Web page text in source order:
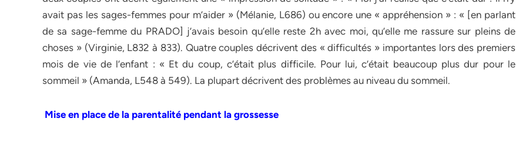
avait pas les sages-femmes pour m’aider » (Mélanie, L686) ou encore une « appréhension » : « [en parlant
de sa sage-femme du PRADO] j’avais besoin qu’elle reste 2h avec moi, qu’elle me rassure sur pleins de
choses » (Virginie, L832 à 833). Quatre couples décrivent des « difficultés » importantes lors des premiers
mois de vie de l’enfant : « Et du coup, c’était plus difficile. Pour lui, c’était beaucoup plus dur pour le
sommeil » (Amanda, L548 à 549). La plupart décrivent des problèmes au niveau du sommeil.
Mise en place de la parentalité pendant la grossesse